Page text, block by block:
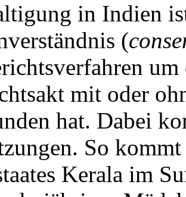
in Indien
(
mit oder
hat. Dabei
So
Kerala im